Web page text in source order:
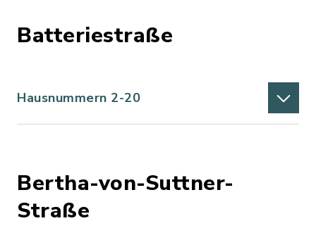
Batteriestraße
Hausnummern 2-20
Bertha-von-Suttner-
Straße